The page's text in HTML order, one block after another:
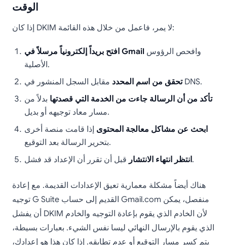
الوقت
إذا كان DKIM لا يمر، فاعمل من خلال هذه القائمة:
افتح بريداً إلكترونياً مرسلاً في Gmail
الأصلية.
تحقق من اسم المحددمقابل السجل المنشور في DNS.
تأكد من أن الرسالة جاءت من الخدمة التي قصدتها بدلاً من
مسار معاد توجيهه أو بديل.
ابحث عن مشاكل معالجة المحتوى إذا قامت منصة أخرى
بتحرير الرسالة بعد التوقيع.
انتظر انتهاء الانتشارقبل أن تقرر أن الإعداد قد فشل.
هناك أيضاً مشكلة معمارية تعيق الإعدادات القديمة. مع إعادة
توجيه G Suite القديم إلى حساب Gmail.com منفصل، يمكن
أن يفشل DKIM لأن الخادم الذي يقوم بإعادة التوجيه والخادم
الذي يقوم بالإرسال النهائي ليسا نفس الشيء. بعبارات بسيطة،
يتم كسر مسار التوقيع أو عدم تطابقه. إذا كان هذا هو إعدادك،